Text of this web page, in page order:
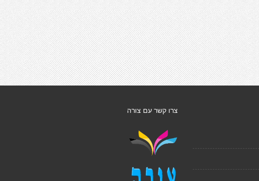
צרו קשר עם צורה